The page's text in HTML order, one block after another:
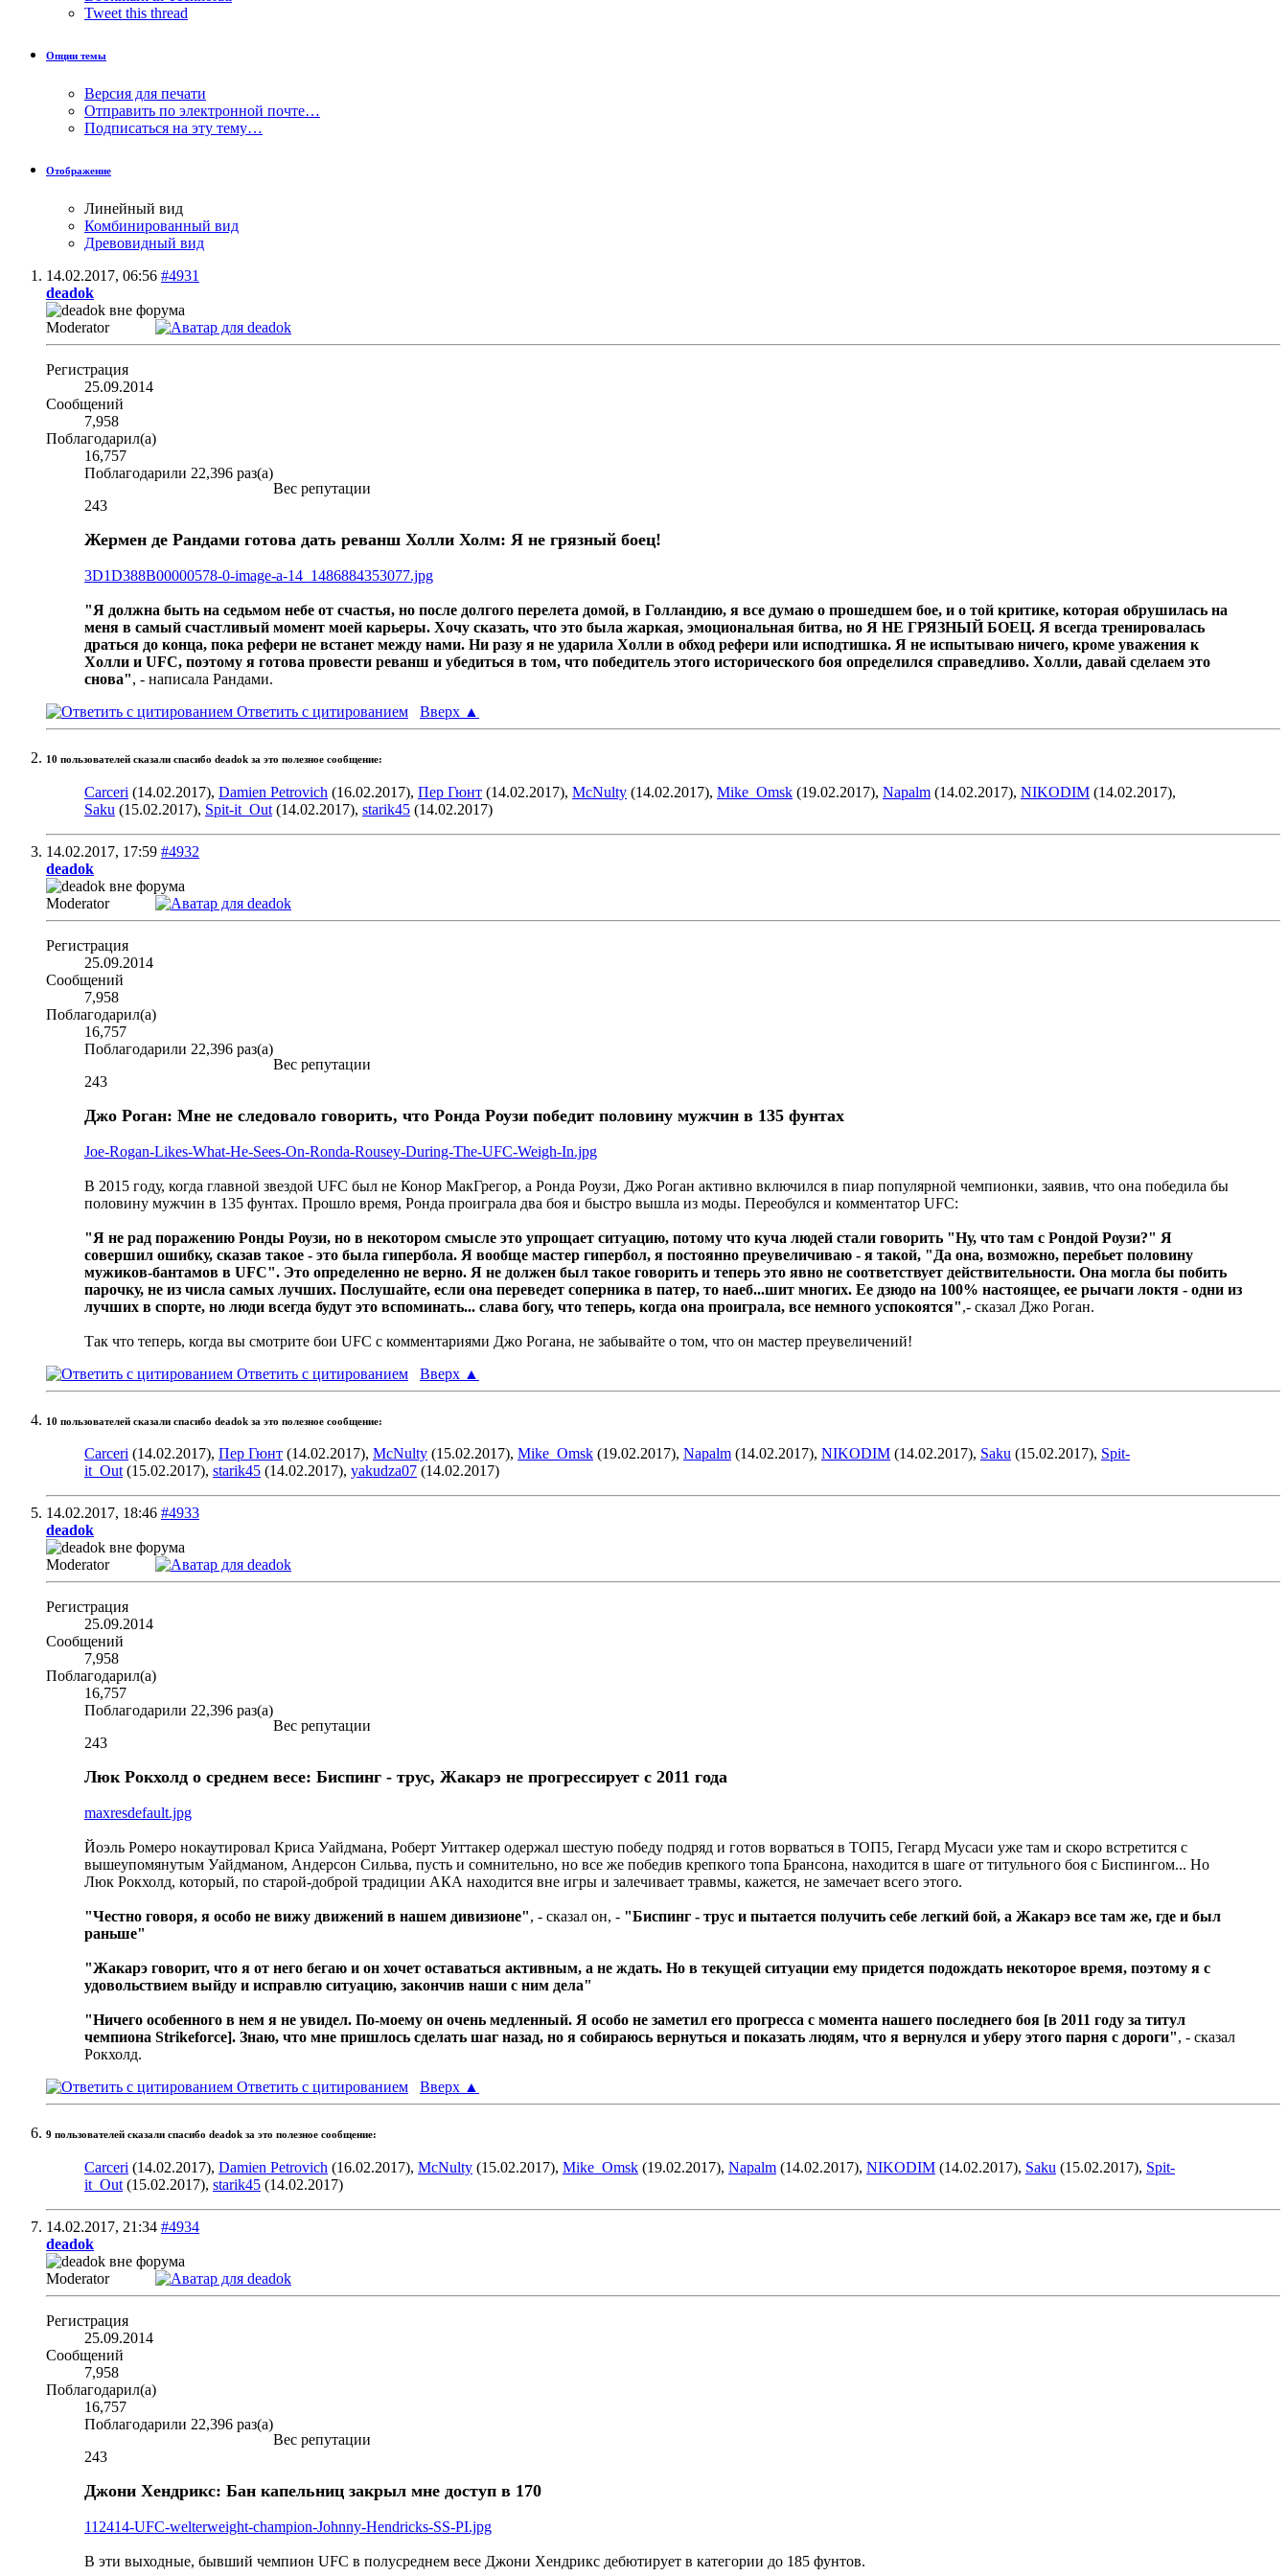
Tweet this thread
Опции темы
Версия для печати
Отправить по электронной почте…
Подписаться на эту тему…
Отображение
Линейный вид
Комбинированный вид
Древовидный вид
14.02.2017, 06:56 #4931
deadok
Moderator
Регистрация
25.09.2014
Сообщений
7,958
Поблагодарил(а)
16,757
Поблагодарили 22,396 раз(а)
Вес репутации
243
Жермен де Рандами готова дать реванш Холли Холм: Я не грязный боец!
3D1D388B00000578-0-image-a-14_1486884353077.jpg
"Я должна быть на седьмом небе от счастья, но после долгого перелета домой, в Голландию, я все думаю о прошедшем бое, и о той критике, которая обрушилась на
меня в самый счастливый момент моей карьеры. Хочу сказать, что это была жаркая, эмоциональная битва, но Я НЕ ГРЯЗНЫЙ БОЕЦ. Я всегда тренировалась
драться до конца, пока рефери не встанет между нами. Ни разу я не ударила Холли в обход рефери или исподтишка. Я не испытываю ничего, кроме уважения к
Холли и UFC, поэтому я готова провести реванш и убедиться в том, что победитель этого исторического боя определился справедливо. Холли, давай сделаем это
снова", - написала Рандами.
Ответить с цитированием
Вверх ▲
10 пользователей сказали cпасибо deadok за это полезное сообщение:
Carceri (14.02.2017), Damien Petrovich (16.02.2017), Пер Гюнт (14.02.2017), McNulty (14.02.2017), Mike_Omsk (19.02.2017), Napalm (14.02.2017), NIKODIM (14.02.2017),
Saku (15.02.2017), Spit-it_Out (14.02.2017), starik45 (14.02.2017)
14.02.2017, 17:59 #4932
deadok
Moderator
Регистрация
25.09.2014
Сообщений
7,958
Поблагодарил(а)
16,757
Поблагодарили 22,396 раз(а)
Вес репутации
243
Джо Роган: Мне не следовало говорить, что Ронда Роузи победит половину мужчин в 135 фунтах
Joe-Rogan-Likes-What-He-Sees-On-Ronda-Rousey-During-The-UFC-Weigh-In.jpg
В 2015 году, когда главной звездой UFC был не Конор МакГрегор, а Ронда Роузи, Джо Роган активно включился в пиар популярной чемпионки, заявив, что она победила бы
половину мужчин в 135 фунтах. Прошло время, Ронда проиграла два боя и быстро вышла из моды. Переобулся и комментатор UFC:
"Я не рад поражению Ронды Роузи, но в некотором смысле это упрощает ситуацию, потому что куча людей стали говорить "Ну, что там с Рондой Роузи?" Я
совершил ошибку, сказав такое - это была гипербола. Я вообще мастер гипербол, я постоянно преувеличиваю - я такой, "Да она, возможно, перебьет половину
мужиков-бантамов в UFC". Это определенно не верно. Я не должен был такое говорить и теперь это явно не соответствует действительности. Она могла бы побить
парочку, не из числа самых лучших. Послушайте, если она переведет соперника в патер, то наеб...шит многих. Ее дзюдо на 100% настоящее, ее рычаги локтя - одни из
лучших в спорте, но люди всегда будут это вспоминать... слава богу, что теперь, когда она проиграла, все немного успокоятся",- сказал Джо Роган.
Так что теперь, когда вы смотрите бои UFC с комментариями Джо Рогана, не забывайте о том, что он мастер преувеличений!
Ответить с цитированием
Вверх ▲
10 пользователей сказали cпасибо deadok за это полезное сообщение:
Carceri (14.02.2017), Пер Гюнт (14.02.2017), McNulty (15.02.2017), Mike_Omsk (19.02.2017), Napalm (14.02.2017), NIKODIM (14.02.2017), Saku (15.02.2017), Spit-
it_Out(15.02.2017), starik45 (14.02.2017), yakudza07 (14.02.2017)
14.02.2017, 18:46 #4933
deadok
Moderator
Регистрация
25.09.2014
Сообщений
7,958
Поблагодарил(а)
16,757
Поблагодарили 22,396 раз(а)
Вес репутации
243
Люк Рокхолд о среднем весе: Биспинг - трус, Жакарэ не прогрессирует с 2011 года
maxresdefault.jpg
Йоэль Ромеро нокаутировал Криса Уайдмана, Роберт Уиттакер одержал шестую победу подряд и готов ворваться в ТОП5, Гегард Мусаси уже там и скоро встретится с
вышеупомянутым Уайдманом, Андерсон Сильва, пусть и сомнительно, но все же победив крепкого топа Брансона, находится в шаге от титульного боя с Биспингом... Но
Люк Рокхолд, который, по старой-доброй традиции АКА находится вне игры и залечивает травмы, кажется, не замечает всего этого.
"Честно говоря, я особо не вижу движений в нашем дивизионе", - сказал он, - "Биспинг - трус и пытается получить себе легкий бой, а Жакарэ все там же, где и был
раньше"
"Жакарэ говорит, что я от него бегаю и он хочет оставаться активным, а не ждать. Но в текущей ситуации ему придется подождать некоторое время, поэтому я с
удовольствием выйду и исправлю ситуацию, закончив наши с ним дела"
"Ничего особенного в нем я не увидел. По-моему он очень медленный. Я особо не заметил его прогресса с момента нашего последнего боя [в 2011 году за титул
чемпиона Strikeforce]. Знаю, что мне пришлось сделать шаг назад, но я собираюсь вернуться и показать людям, что я вернулся и уберу этого парня с дороги", - сказал
Рокхолд.
Ответить с цитированием
Вверх ▲
9 пользователей сказали cпасибо deadok за это полезное сообщение:
Carceri (14.02.2017), Damien Petrovich (16.02.2017), McNulty (15.02.2017), Mike_Omsk (19.02.2017), Napalm (14.02.2017), NIKODIM (14.02.2017), Saku (15.02.2017), Spit-
it_Out (15.02.2017), starik45 (14.02.2017)
14.02.2017, 21:34 #4934
deadok
Moderator
Регистрация
25.09.2014
Сообщений
7,958
Поблагодарил(а)
16,757
Поблагодарили 22,396 раз(а)
Вес репутации
243
Джони Хендрикс: Бан капельниц закрыл мне доступ в 170
112414-UFC-welterweight-champion-Johnny-Hendricks-SS-PI.jpg
В эти выходные, бывший чемпион UFC в полусреднем весе Джони Хендрикс дебютирует в категории до 185 фунтов.